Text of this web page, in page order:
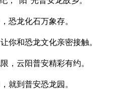
恐龙化石万象存。
你和恐龙文化亲密接触。
，云阳普安精彩有约。
就到普安恐龙园。